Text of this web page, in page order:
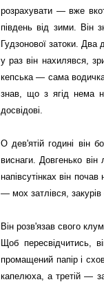
розрахувати — вже
південь від зими. Він
Гудзонової затоки. Два
у раз він нахилявся,
кепська — сама водичка
знав, що з ягід нема
досвідові.
О дев'ятій годині він
виснаги. Довгенько
напівсутінках він
— мох затлівся,
Він розв'язав свого
Щоб пересвідчитись,
промащений папір і
капелюха, а третій —